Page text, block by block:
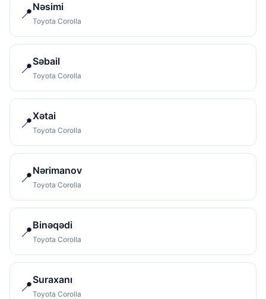
📍Nəsimi
Toyota Corolla
📍Səbail
Toyota Corolla
📍Xətai
Toyota Corolla
📍Nərimanov
Toyota Corolla
📍Binəqədi
Toyota Corolla
📍Suraxanı
Toyota Corolla